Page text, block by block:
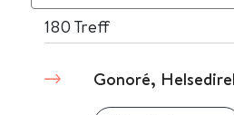
180 Treff
Gonoré,